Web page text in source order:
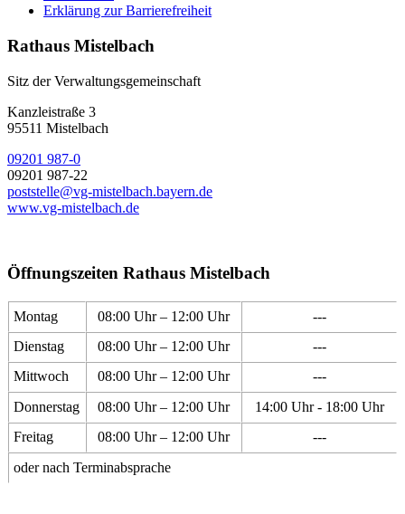
Erklärung zur Barrierefreiheit
Rathaus Mistelbach
Sitz der Verwaltungsgemeinschaft
Kanzleistraße 3
95511 Mistelbach
09201 987-0
09201 987-22
poststelle@vg-mistelbach.bayern.de
www.vg-mistelbach.de
Öffnungszeiten Rathaus Mistelbach
Montag 08:00 Uhr – 12:00 Uhr
---
Dienstag
08:00 Uhr – 12:00 Uhr
---
Mittwoch
08:00 Uhr – 12:00 Uhr
---
Donnerstag
08:00 Uhr – 12:00 Uhr
14:00 Uhr - 18:00 Uhr
Freitag
08:00 Uhr – 12:00 Uhr
---
oder nach Terminabsprache